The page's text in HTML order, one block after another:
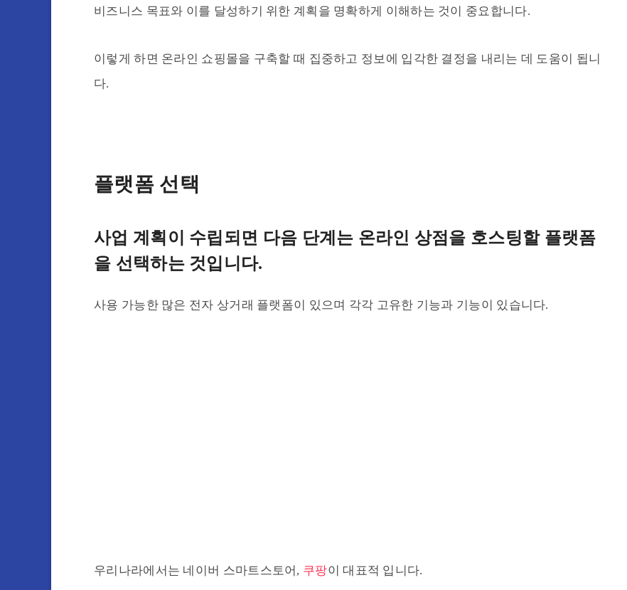
비즈니스 목표와 이를 달성하기 위한 계획을 명확하게 이해하는 것이 중요합니다.
이렇게 하면 온라인 쇼핑몰을 구축할 때 집중하고 정보에 입각한 결정을 내리는 데 도움이 됩니
다.
플랫폼 선택
사업 계획이 수립되면 다음 단계는 온라인 상점을 호스팅할 플랫폼
을 선택하는 것입니다.
사용 가능한 많은 전자 상거래 플랫폼이 있으며 각각 고유한 기능과 기능이 있습니다.
우리나라에서는 네이버 스마트스토어, 쿠팡이 대표적 입니다.